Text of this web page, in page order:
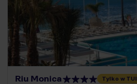
Riu Monica Tylko w TUI